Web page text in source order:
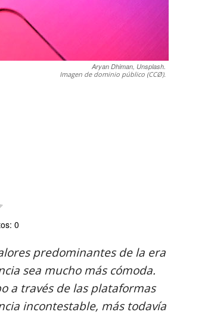
Aryan Dhiman, Unsplash.
Imagen de dominio público (CCØ).
0
predominantes de la era
sea mucho más cómoda.
a través de las plataformas
incontestable, más todavía